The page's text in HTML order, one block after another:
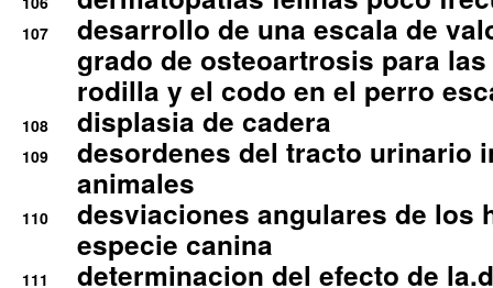
107
desarrollo de una escala de
grado de osteoartrosis para
rodilla y el codo en el perro
108 displasia de cadera
109
desordenes del tracto urinario
animales
110
desviaciones angulares de los
especie canina
111
determinacion del efecto de